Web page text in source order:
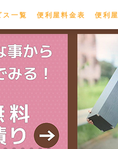
ス一覧 便利屋料金表 便利